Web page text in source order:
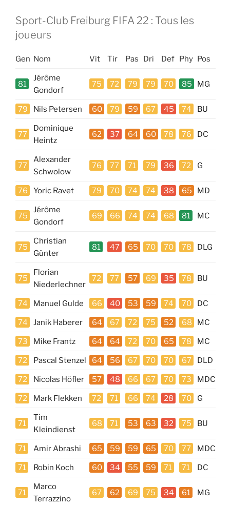
Sport-Club Freiburg FIFA 22 : Tous les
joueurs
Gen Nom Vit Tir Pas Dri Def Phy Pos
81
Jérôme
Gondorf
75 72 79 79 70 85 MG
79 Nils Petersen 60 79 59 67 45 74 BU
77
Dominique
Heintz
62 37 64 60 78 76 DC
77
Alexander
Schwolow
76 77 71 79 36 72 G
76 Yoric Ravet 79 70 74 74 38 65 MD
75
Jérôme
Gondorf
69 66 74 74 68 81 MC
75
Christian
Günter
81 47 65 70 70 78 DLG
75
Florian
Niederlechner
72 77 57 69 35 78 BU
74 Manuel Gulde 66 40 53 59 74 70 DC
74 Janik Haberer 64 67 72 75 52 68 MC
73 Mike Frantz 64 64 72 70 65 78 MC
72 Pascal Stenzel 64 56 67 70 70 67 DLD
72 Nicolas Höfler 57 48 66 67 70 73 MDC
72 Mark Flekken 72 71 66 74 28 70 G
71
Tim
Kleindienst
68 71 53 63 32 75 BU
71 Amir Abrashi 65 59 59 65 70 77 MDC
71 Robin Koch 60 34 55 59 71 71 DC
71
Marco
Terrazzino
67 62 69 75 34 61 MG